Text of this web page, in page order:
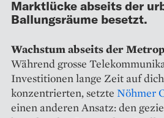
Marktlücke abseits der
Ballungsräume besetzt.
Wachstum abseits der
Während grosse
Investitionen lange Zeit auf
konzentrierten, setzte Nöhmer
einen anderen Ansatz: den